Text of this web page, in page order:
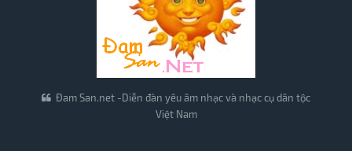
Đam San.net -Diễn đàn yêu âm nhạc và nhạc cụ dân tộc
Việt Nam